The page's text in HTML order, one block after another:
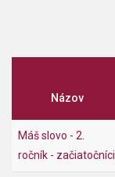
Názov
Máš slovo - 2.
ročník - začiatočníci